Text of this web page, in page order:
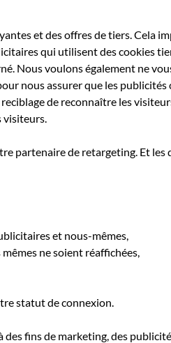
et des offres de tiers. Cela
qui utilisent des cookies
Nous voulons également ne
nous assurer que les
de reconnaître les
visiteurs.
partenaire de retargeting. Et
et nous-mêmes,
ne soient réaffichées,
statut de connexion.
fins de marketing, des